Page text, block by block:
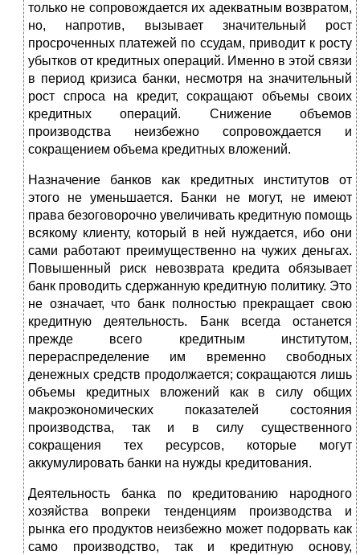
только не сопровождается их адекватным возвратом,
но, напротив, вызывает значительный рост
просроченных платежей по ссудам, приводит к росту
убытков от кредитных операций. Именно в этой связи
в период кризиса банки, несмотря на значительный
рост спроса на кредит, сокращают объемы своих
кредитных операций. Снижение объемов
производства неизбежно сопровождается и
сокращением объема кредитных вложений.
Назначение банков как кредитных институтов от
этого не уменьшается. Банки не могут, не имеют
права безоговорочно увеличивать кредитную помощь
всякому клиенту, который в ней нуждается, ибо они
сами работают преимущественно на чужих деньгах.
Повышенный риск невозврата кредита обязывает
банк проводить сдержанную кредитную политику. Это
не означает, что банк полностью прекращает свою
кредитную деятельность. Банк всегда останется
прежде всего кредитным институтом,
перераспределение им временно свободных
денежных средств продолжается; сокращаются лишь
объемы кредитных вложений как в силу общих
макроэкономических показателей состояния
производства, так и в силу существенного
сокращения тех ресурсов, которые могут
аккумулировать банки на нужды кредитования.
Деятельность банка по кредитованию народного
хозяйства вопреки тенденциям производства и
рынка его продуктов неизбежно может подорвать как
само производство, так и кредитную основу,